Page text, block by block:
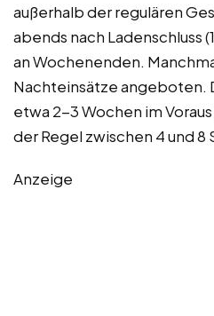
außerhalb der regulären
abends nach Ladenschluss
an Wochenenden.
Nachteinsätze angeboten.
etwa 2-3 Wochen im
der Regel zwischen 4 und 8
Anzeige